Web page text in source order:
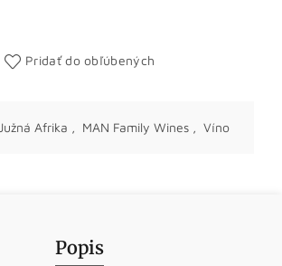
Pridať do obľúbených
Južná Afrika , MAN Family Wines , Víno
Popis